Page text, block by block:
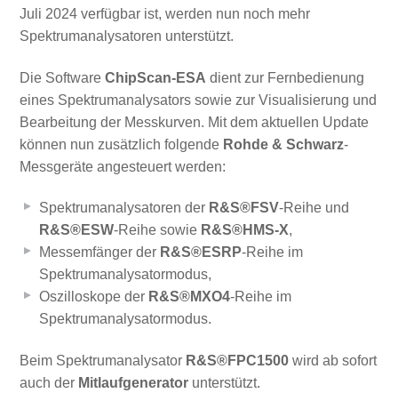
Juli 2024 verfügbar ist, werden nun noch mehr
Spektrumanalysatoren unterstützt.
Die Software ChipScan-ESA dient zur Fernbedienung
eines Spektrumanalysators sowie zur Visualisierung und
Bearbeitung der Messkurven. Mit dem aktuellen Update
können nun zusätzlich folgende Rohde & Schwarz-
Messgeräte angesteuert werden:
Spektrumanalysatoren der R&S®FSV-Reihe und
R&S®ESW-Reihe sowie R&S®HMS-X,
Messemfänger der R&S®ESRP-Reihe im
Spektrumanalysatormodus,
Oszilloskope der R&S®MXO4-Reihe im
Spektrumanalysatormodus.
Beim Spektrumanalysator R&S®FPC1500wird ab sofort
auch der Mitlaufgeneratorunterstützt.